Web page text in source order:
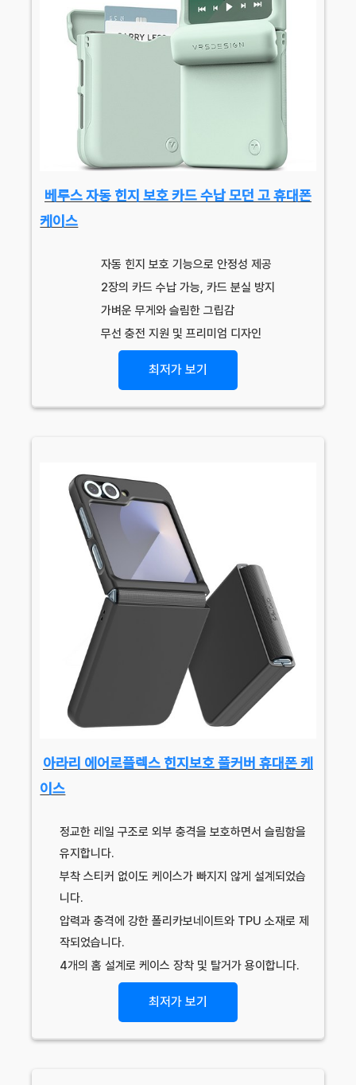
베루스 자동 힌지 보호 카드 수납 모던 고 휴대폰
케이스
자동 힌지 보호 기능으로 안정성 제공
2장의 카드 수납 가능, 카드 분실 방지
가벼운 무게와 슬림한 그립감
무선 충전 지원 및 프리미엄 디자인
최저가 보기
아라리 에어로플렉스 힌지보호 풀커버 휴대폰 케
이스
정교한 레일 구조로 외부 충격을 보호하면서 슬림함을
유지합니다.
부착 스티커 없이도 케이스가 빠지지 않게 설계되었습
니다.
압력과 충격에 강한 폴리카보네이트와 TPU 소재로 제
작되었습니다.
4개의 홈 설계로 케이스 장착 및 탈거가 용이합니다.
최저가 보기